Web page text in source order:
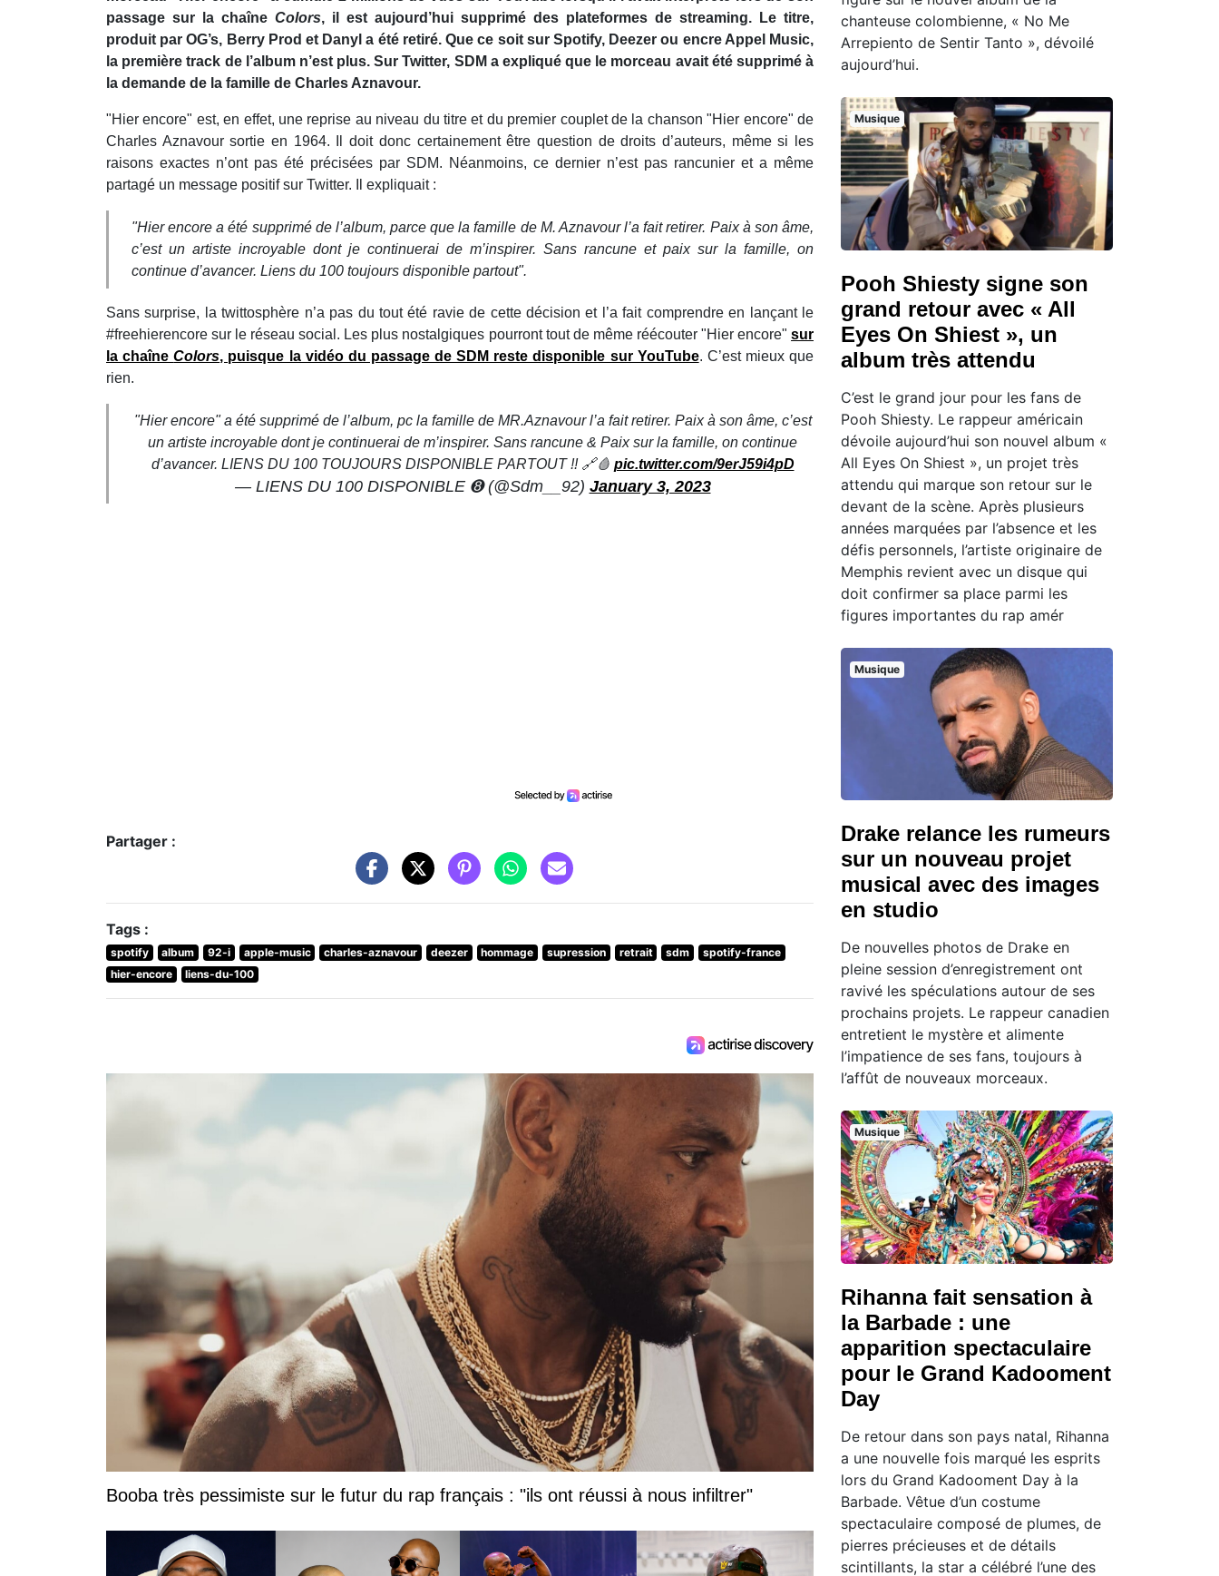
passage sur la chaîne Colors, il est aujourd’hui supprimé des plateformes de streaming.
Le titre,
produit par OG’s, Berry Prod et Danyl a été retiré. Que ce soit sur Spotify, Deezer ou encre Appel Music,
la première track de l’album n’est plus. Sur Twitter, SDM a expliqué que le morceau avait été supprimé à
la demande de la famille de Charles Aznavour.
"Hier encore" est, en effet, une reprise au niveau du titre et du premier couplet de la chanson "Hier encore" de
Charles Aznavour sortie en 1964. Il doit donc certainement être question de droits d’auteurs, même si les
raisons exactes n’ont pas été précisées par SDM. Néanmoins, ce dernier n’est pas rancunier et a même
partagé un message positif sur Twitter. Il expliquait :
"Hier encore a été supprimé de l’album, parce que la famille de M. Aznavour l’a fait retirer. Paix à son âme,
c’est un artiste incroyable dont je continuerai de m’inspirer. Sans rancune et paix sur la famille, on
continue d’avancer. Liens du 100 toujours disponible partout".
Sans surprise, la twittosphère n’a pas du tout été ravie de cette décision et l’a fait comprendre en lançant le
#freehierencore sur le réseau social. Les plus nostalgiques pourront tout de même réécouter "Hier encore" sur
la chaîneColors, puisque la vidéo du passage de SDM reste disponible sur YouTube. C’est mieux que
rien.
"Hier encore" a été supprimé de l’album, pc la famille de MR.Aznavour l’a fait retirer. Paix à son âme, c’est
un artiste incroyable dont je continuerai de m’inspirer. Sans rancune & Paix sur la famille, on continue
d’avancer. LIENS DU 100 TOUJOURS DISPONIBLE PARTOUT !! 🔗🩸 pic.twitter.com/9erJ59i4pD
— LIENS DU 100 DISPONIBLE ➑ (@Sdm__92) January 3, 2023
Partager :
Tags :
spotify album 92-i apple-music charles-aznavour deezer hommage supression retrait sdm
spotify-france
hier-encore
liens-du-100
Booba très pessimiste sur le futur du rap français : "ils ont réussi à nous infiltrer"
chanteuse colombienne, « No Me
Arrepiento de Sentir Tanto », dévoilé
aujourd’hui.
Musique
Pooh Shiesty signe son
grand retour avec « All
Eyes On Shiest », un
album très attendu
C’est le grand jour pour les fans de
Pooh Shiesty. Le rappeur américain
dévoile aujourd’hui son nouvel album «
All Eyes On Shiest », un projet très
attendu qui marque son retour sur le
devant de la scène. Après plusieurs
années marquées par l’absence et les
défis personnels, l’artiste originaire de
Memphis revient avec un disque qui
doit confirmer sa place parmi les
figures importantes du rap amér
Musique
Drake relance les rumeurs
sur un nouveau projet
musical avec des images
en studio
De nouvelles photos de Drake en
pleine session d’enregistrement ont
ravivé les spéculations autour de ses
prochains projets. Le rappeur canadien
entretient le mystère et alimente
l’impatience de ses fans, toujours à
l’affût de nouveaux morceaux.
Musique
Rihanna fait sensation à
la Barbade : une
apparition spectaculaire
pour le Grand Kadooment
Day
De retour dans son pays natal, Rihanna
a une nouvelle fois marqué les esprits
lors du Grand Kadooment Day à la
Barbade. Vêtue d’un costume
spectaculaire composé de plumes, de
pierres précieuses et de détails
scintillants, la star a célébré l’une des